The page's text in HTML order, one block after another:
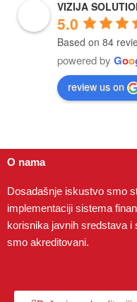
VIZIJA
5.0
Based on 84
powered by Goo
review us on
O nama
Dosadašnje iskustvo smo
implementaciji sistema
korisnika javnih sredstava
smo akreditovani.